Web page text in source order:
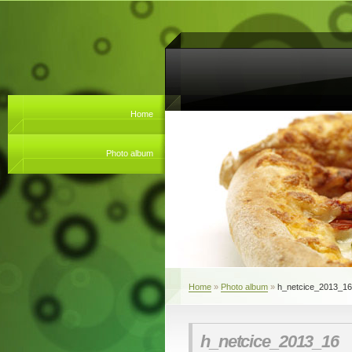
Home
Photo album
Home » Photo album » h_netcice_2013_16
h_netcice_2013_16